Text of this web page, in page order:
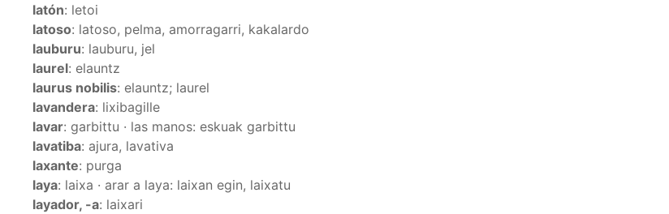
latón: letoi
latoso: latoso, pelma, amorragarri, kakalardo
lauburu: lauburu, jel
laurel: elauntz
laurus nobilis: elauntz; laurel
lavandera: lixibagille
lavar: garbittu · las manos: eskuak garbittu
lavatiba: ajura, lavativa
laxante: purga
laya: laixa · arar a laya: laixan egin, laixatu
layador, -a: laixari